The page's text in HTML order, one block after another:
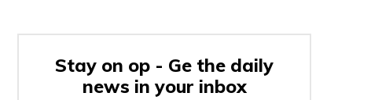
Stay on op - Ge the daily
news in your inbox